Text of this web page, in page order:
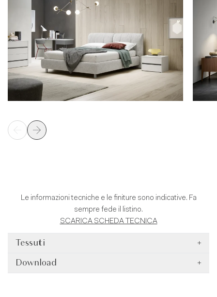
Le informazioni tecniche e le finiture sono indicative. Fa
sempre fede il listino.
SCARICA SCHEDA TECNICA
Tessuti +
Download +